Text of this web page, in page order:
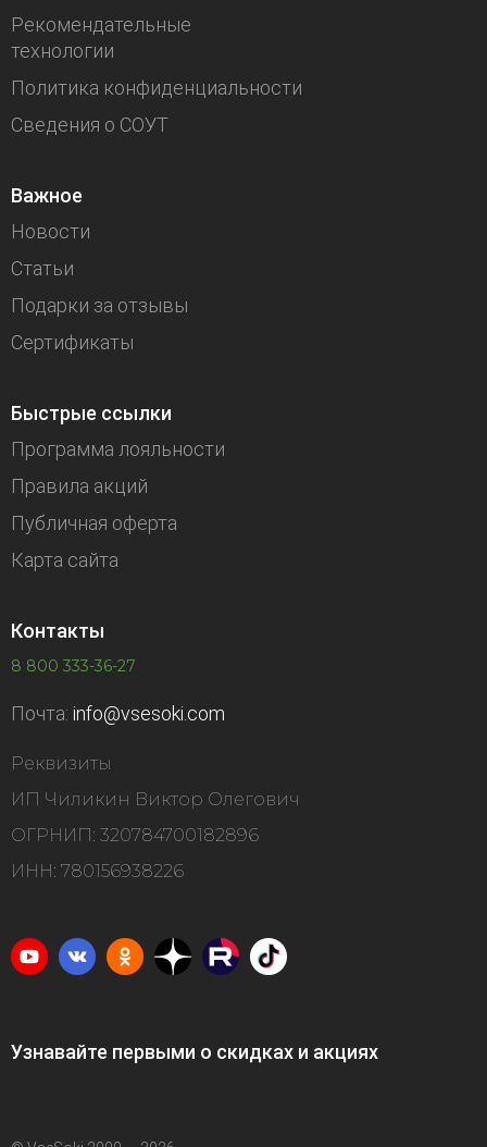
Рекомендательные
технологии
Политика конфиденциальности
Сведения о СОУТ
Важное
Новости
Статьи
Подарки за отзывы
Сертификаты
Быстрые ссылки
Программа лояльности
Правила акций
Публичная оферта
Карта сайта
Контакты
8 800 333-36-27
Почта: info@vsesoki.com
Реквизиты
ИП Чиликин Виктор Олегович
ОГРНИП: 320784700182896
ИНН: 780156938226
Узнавайте первыми о скидках и акциях